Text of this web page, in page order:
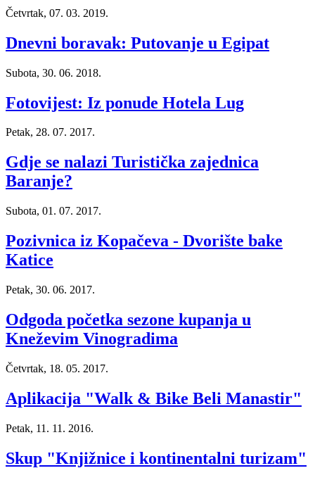
Četvrtak, 07. 03. 2019.
Dnevni boravak: Putovanje u Egipat
Subota, 30. 06. 2018.
Fotovijest: Iz ponude Hotela Lug
Petak, 28. 07. 2017.
Gdje se nalazi Turistička zajednica
Baranje?
Subota, 01. 07. 2017.
Pozivnica iz Kopačeva - Dvorište bake
Katice
Petak, 30. 06. 2017.
Odgoda početka sezone kupanja u
Kneževim Vinogradima
Četvrtak, 18. 05. 2017.
Aplikacija "Walk & Bike Beli Manastir"
Petak, 11. 11. 2016.
Skup "Knjižnice i kontinentalni turizam"